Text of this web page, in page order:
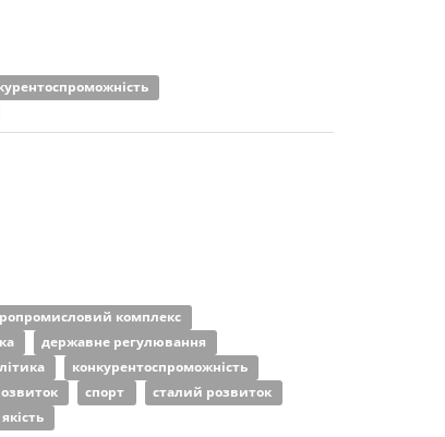
комплекс
державне регулювання
конкурентоспроможність
спорт
сталий розвиток
якість